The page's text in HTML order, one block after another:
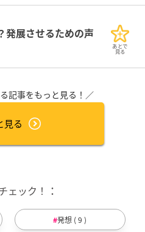
発展させるための声
あとで
見る
記事をもっと見る！／
見る
ェック！
発想 ( 9 )